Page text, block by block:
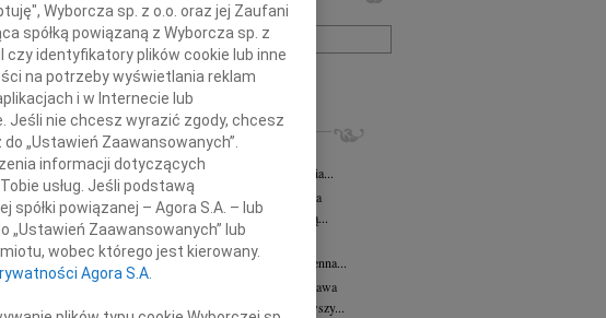
Imię i nazwisko lub numer ogłoszenia:
+ szukanie zaawansowane
INNE NEKROLOGI
Asia Kułakowska 07.08.2026
Asia Kułakowska 8 czerwca 1984 - 9 sierpnia...
Małgorzata Kościelska
Warszawa
Z żalem żegnam prof. Małgorzatę Kościelską...
Janusz Goetze
07.08.2026
Janusz Goetze adwokat 9 lat bez Ciebie Bożenna...
Wacława Stec-Myśliwska
Warszawa
W dniu 4 sierpnia 2026 roku zmarła przeżywszy...
Wyborcza sp. z o.o. oraz jej Zaufani
spółką powiązaną z Wyborcza sp. z
czy identyfikatory plików cookie lub inne
na potrzeby wyświetlania reklam
i w Internecie lub
Jeśli nie chcesz wyrazić zgody, chcesz
„Ustawień Zaawansowanych”.
informacji dotyczących
usług. Jeśli podstawą
powiązanej – Agora S.A. – lub
Zaawansowanych” lub
wobec którego jest kierowany.
Agora S.A.